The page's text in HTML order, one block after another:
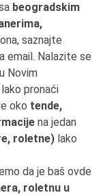
beogradskim
saznajte
email. Nalazite se
Novim
pronaći
oko tende,
na jedan
roletne) lako
da je baš ovde
roletnu u